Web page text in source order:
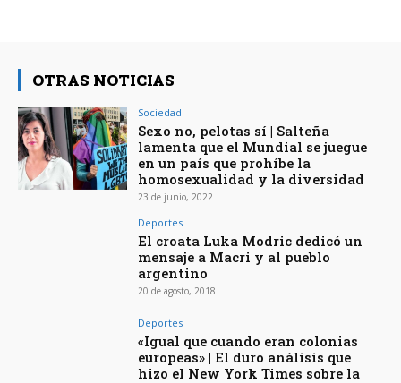
OTRAS NOTICIAS
Sociedad
Sexo no, pelotas sí | Salteña
lamenta que el Mundial se juegue
en un país que prohíbe la
homosexualidad y la diversidad
23 de junio, 2022
Deportes
El croata Luka Modric dedicó un
mensaje a Macri y al pueblo
argentino
20 de agosto, 2018
Deportes
«Igual que cuando eran colonias
europeas» | El duro análisis que
hizo el New York Times sobre la